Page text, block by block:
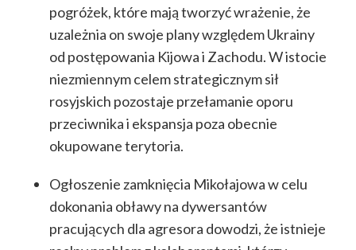
pogróżek, które mają tworzyć wrażenie, że
uzależnia on swoje plany względem Ukrainy
od postępowania Kijowa i Zachodu. W istocie
niezmiennym celem strategicznym sił
rosyjskich pozostaje przełamanie oporu
przeciwnika i ekspansja poza obecnie
okupowane terytoria.
Ogłoszenie zamknięcia Mikołajowa w celu
dokonania obławy na dywersantów
pracujących dla agresora dowodzi, że istnieje